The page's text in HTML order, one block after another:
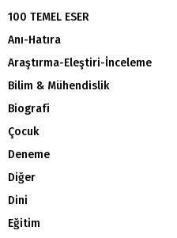
100 TEMEL ESER
Anı-Hatıra
Araştırma-Eleştiri-İnceleme
Bilim & Mühendislik
Biografi
Çocuk
Deneme
Diğer
Dini
Eğitim